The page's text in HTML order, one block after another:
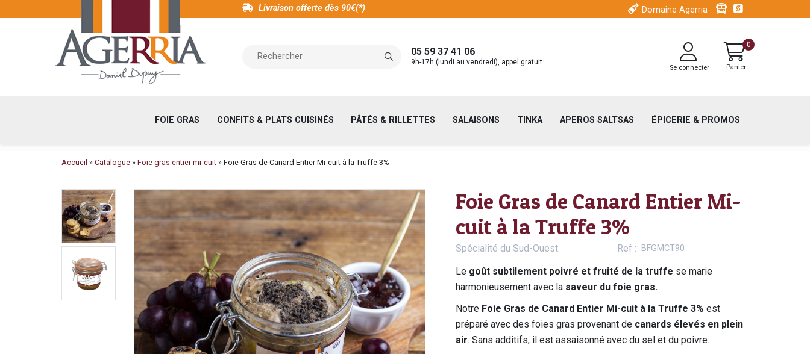
Livraison offerte dès 90€(*)
Menu
Domaine Agerria
05 59 37 41 06
9h-17h (lundi au vendredi), appel gratuit
Viticulteur
Basque
Menu
du
l'utilisateur
Se connecter Panier
0
FOIE GRAS CONFITS & PLATS CUISINÉS PÂTÉS & RILLETTES SALAISONS TINKA APEROS SALTSAS ÉPICERIE & PROMOS
Fil
Accueil Catalogue Foie gras entier mi-cuit Foie Gras de Canard Entier Mi-cuit à la Truffe 3%
Foie Gras de Canard Entier Mi-
cuit à la Truffe 3%
Spécialité du Sud-Ouest Ref BFGMCT90
Le goût subtilement poivré et fruité de la truffe se marie
harmonieusement avec la saveur du foie gras.
Notre Foie Gras de Canard Entier Mi-cuit à la Truffe 3% est
préparé avec des foies gras provenant de canards élevés en plein
air. Sans additifs, il est assaisonné avec du sel et du poivre.